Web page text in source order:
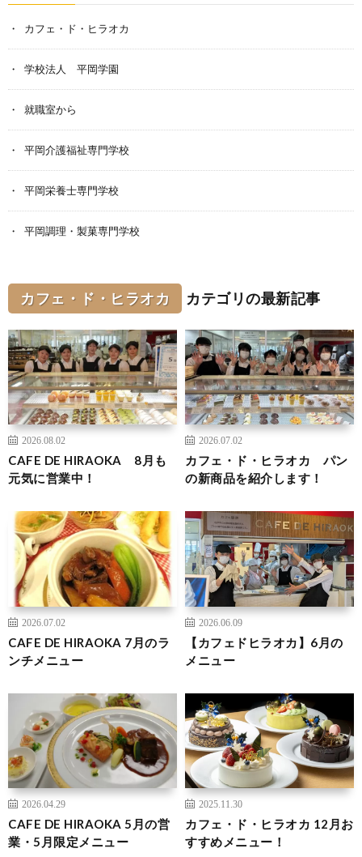
カフェ・ド・ヒラオカ
学校法人 平岡学園
就職室から
平岡介護福祉専門学校
平岡栄養士専門学校
平岡調理・製菓専門学校
カフェ・ド・ヒラオカ カテゴリの最新記事
2026.08.02
CAFE DE HIRAOKA 8月も
元気に営業中！
2026.07.02
カフェ・ド・ヒラオカ パン
の新商品を紹介します！
2026.07.02
CAFE DE HIRAOKA 7月のラ
ンチメニュー
2026.06.09
【カフェドヒラオカ】6月の
メニュー
2026.04.29
CAFE DE HIRAOKA 5月の営
業・5月限定メニュー
2025.11.30
カフェ・ド・ヒラオカ 12月お
すすめメニュー！